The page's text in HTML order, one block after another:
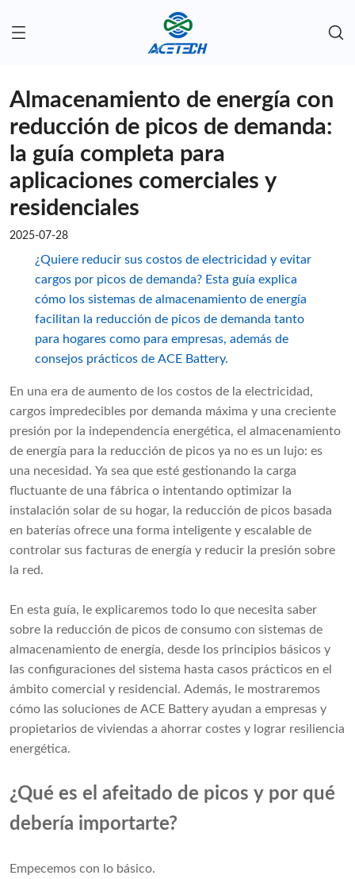
Almacenamiento de energía con
reducción de picos de demanda:
la guía completa para
aplicaciones comerciales y
residenciales
2025-07-28
¿Quiere reducir sus costos de electricidad y evitar
cargos por picos de demanda? Esta guía explica
cómo los sistemas de almacenamiento de energía
facilitan la reducción de picos de demanda tanto
para hogares como para empresas, además de
consejos prácticos de ACE Battery.
En una era de aumento de los costos de la electricidad,
cargos impredecibles por demanda máxima y una creciente
presión por la independencia energética, el almacenamiento
de energía para la reducción de picos ya no es un lujo: es
una necesidad. Ya sea que esté gestionando la carga
fluctuante de una fábrica o intentando optimizar la
instalación solar de su hogar, la reducción de picos basada
en baterías ofrece una forma inteligente y escalable de
controlar sus facturas de energía y reducir la presión sobre
la red.
En esta guía, le explicaremos todo lo que necesita saber
sobre la reducción de picos de consumo con sistemas de
almacenamiento de energía, desde los principios básicos y
las configuraciones del sistema hasta casos prácticos en el
ámbito comercial y residencial. Además, le mostraremos
cómo las soluciones de ACE Battery ayudan a empresas y
propietarios de viviendas a ahorrar costes y lograr resiliencia
energética.
¿Qué es el afeitado de picos y por qué
debería importarte?
Empecemos con lo básico.